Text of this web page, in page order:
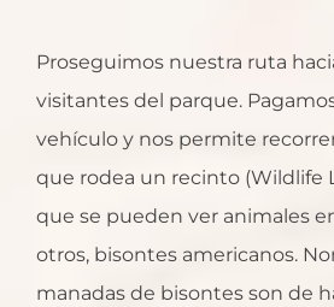
Proseguimos nuestra ruta
visitantes del parque.
vehículo y nos permite
que rodea un recinto (Wildlife
que se pueden ver animales
otros, bisontes americanos.
manadas de bisontes son de